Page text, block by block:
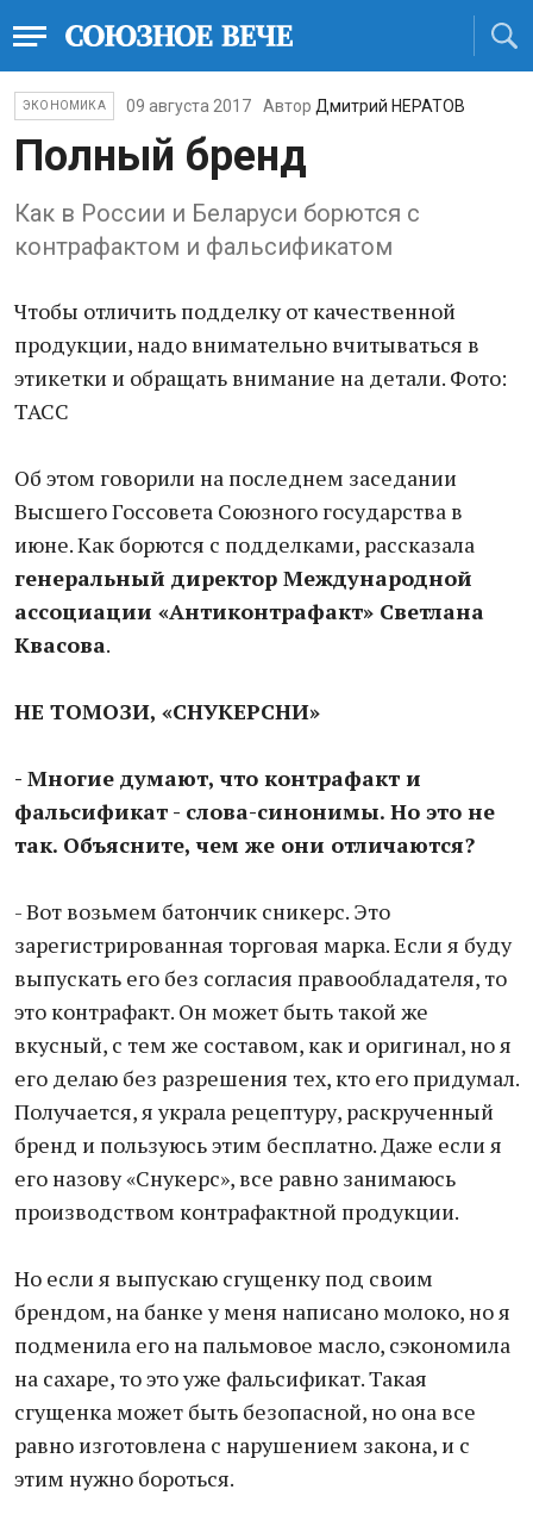
ЭКОНОМИКА 09 августа 2017 Автор Дмитрий НЕРАТОВ
Полный бренд
Как в России и Беларуси борются с
контрафактом и фальсификатом
Чтобы отличить подделку от качественной
продукции, надо внимательно вчитываться в
этикетки и обращать внимание на детали. Фото:
ТАСС
Об этом говорили на последнем заседании
Высшего Госсовета Союзного государства в
июне. Как борются с подделками, рассказала
генеральный директор Международной
ассоциации «Антиконтрафакт» Светлана
Квасова.
НЕ ТОМОЗИ, «СНУКЕРСНИ»
- Многие думают, что контрафакт и
фальсификат - слова-синонимы. Но это не
так. Объясните, чем же они отличаются?
- Вот возьмем батончик сникерс. Это
зарегистрированная торговая марка. Если я буду
выпускать его без согласия правообладателя, то
это контрафакт. Он может быть такой же
вкусный, с тем же составом, как и оригинал, но я
его делаю без разрешения тех, кто его придумал.
Получается, я украла рецептуру, раскрученный
бренд и пользуюсь этим бесплатно. Даже если я
его назову «Снукерс», все равно занимаюсь
производством контрафактной продукции.
Но если я выпускаю сгущенку под своим
брендом, на банке у меня написано молоко, но я
подменила его на пальмовое масло, сэкономила
на сахаре, то это уже фальсификат. Такая
сгущенка может быть безопасной, но она все
равно изготовлена с нарушением закона, и с
этим нужно бороться.